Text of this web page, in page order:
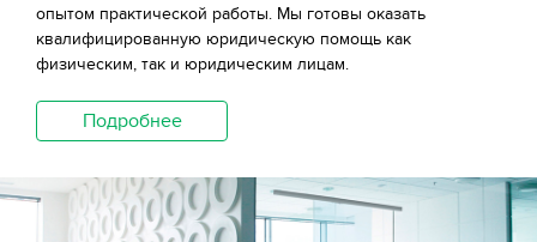
опытом практической работы. Мы готовы оказать
квалифицированную юридическую помощь как
физическим, так и юридическим лицам.
Подробнее